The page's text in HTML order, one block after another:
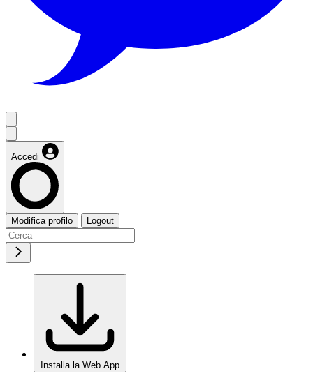
Accedi
Modifica profilo Logout
Installa la Web App